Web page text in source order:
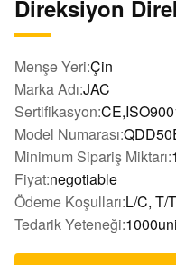
Direksiyon
Menşe Yeri:Çin
Marka Adı:JAC
Sertifikasyon:
Model Numarası:
Minimum Sipariş Miktarı:
Fiyat:negotiable
Ödeme Koşulları:L/C, T/T
Tedarik Yeteneği: